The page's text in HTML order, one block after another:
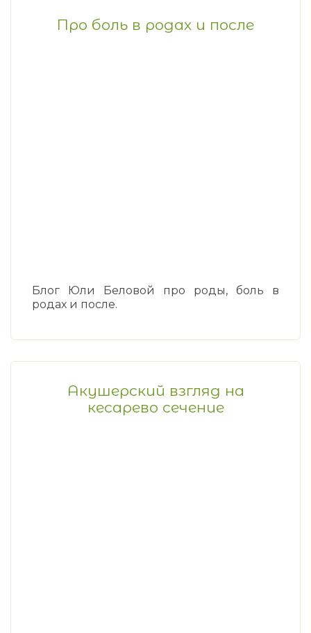
Про боль в родах и после
Блог Юли Беловой про роды, боль в
родах и после.
Акушерский взгляд на
кесарево сечение